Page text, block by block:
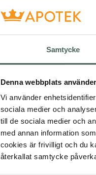
Samtycke
Denna webbplats
Vi använder
sociala medier och
till de sociala medier och
med annan information
cookies är frivilligt och du
återkallat samtycke